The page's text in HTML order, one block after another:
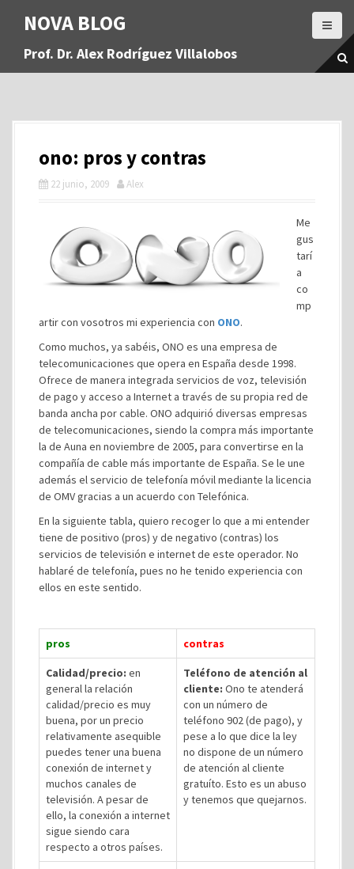
a
NOVA BLOG
Prof. Dr. Alex Rodríguez Villalobos
ono: pros y contras
22 junio, 2009 Alex
Me
gus
tarí
a
co
mp
artir con vosotros mi experiencia con ONO.
Como muchos, ya sabéis, ONO es una empresa de
telecomunicaciones que opera en España desde 1998.
Ofrece de manera integrada servicios de voz, televisión
de pago y acceso a Internet a través de su propia red de
banda ancha por cable. ONO adquirió diversas empresas
de telecomunicaciones, siendo la compra más importante
la de Auna en noviembre de 2005, para convertirse en la
compañía de cable más importante de España. Se le une
además el servicio de telefonía móvil mediante la licencia
de OMV gracias a un acuerdo con Telefónica.
En la siguiente tabla, quiero recoger lo que a mi entender
tiene de positivo (pros) y de negativo (contras) los
servicios de televisión e internet de este operador. No
hablaré de telefonía, pues no he tenido experiencia con
ellos en este sentido.
pros contras
Calidad/precio: en
general la relación
calidad/precio es muy
buena, por un precio
relativamente asequible
puedes tener una buena
conexión de internet y
muchos canales de
televisión. A pesar de
ello, la conexión a internet
sigue siendo cara
respecto a otros países.
Teléfono de atención al
cliente: Ono te atenderá
con un número de
teléfono 902 (de pago), y
pese a lo que dice la ley
no dispone de un número
de atención al cliente
gratuíto. Esto es un abuso
y tenemos que quejarnos.